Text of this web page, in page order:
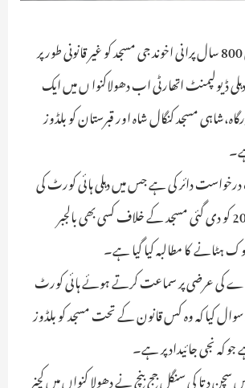
نئی دہلی کے مہرولی میں 800 سال پرانی اخوند جی مسجد کو غیر قانونی طور پر
ڈیولپمنٹ اتھارٹی اب دھولاکنوا ں میں ایک
مسجد کنگال شاہ اور قبرستان کو بلڈوز
دائر کی ہے جس میں دہلی ہائی کورٹ کی
طرف سے 2 نومبر 2023 کو دی گئی مسجد کے خلاف کسی بھی بالجبر
کا مطالبہ کیا گیا ہے۔
اے کی عرضی پر سماعت کرتے ہوئے ہائی کورٹ
کہ وہ کس قانون کے تحت مسجد کو بلڈوز
کہ نجی جائیداد پر ہے۔
دتا کی سنگل جج بنچ نے دھولا کنواں میں کچنر